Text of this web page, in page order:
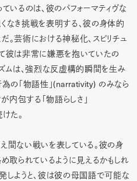
いるのは、彼のパフォーマティヴな
なき挑戦を表明する、彼の身体的
芸術における神秘化、スピリチュ
彼は非常に嫌悪を抱いていたの
ムは、強烈な反虚構的瞬間を生み
の「物語性」(narrativity) のみなら
内包する「物語らしさ」
た。
間ない戦いを表している。彼の身
取られているように見えるかもしれ
しようと、彼は彼の母国語で可能な